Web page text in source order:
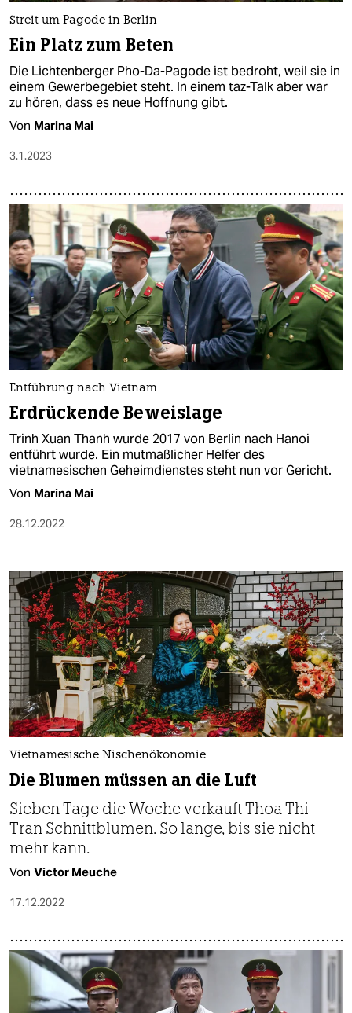
Streit um Pagode in Berlin
Ein Platz zum Beten
Die Lichtenberger Pho-Da-Pagode ist bedroht, weil sie in
einem Gewerbegebiet steht. In einem taz-Talk aber war
zu hören, dass es neue Hoffnung gibt.
Von Marina Mai
3.1.2023
Entführung nach Vietnam
Erdrückende Beweislage
Trinh Xuan Thanh wurde 2017 von Berlin nach Hanoi
entführt wurde. Ein mutmaßlicher Helfer des
vietnamesischen Geheimdienstes steht nun vor Gericht.
Von Marina Mai
28.12.2022
Vietnamesische Nischenökonomie
Die Blumen müssen an die Luft
Sieben Tage die Woche verkauft Thoa Thi
Tran Schnittblumen. So lange, bis sie nicht
mehr kann.
Von Victor Meuche
17.12.2022